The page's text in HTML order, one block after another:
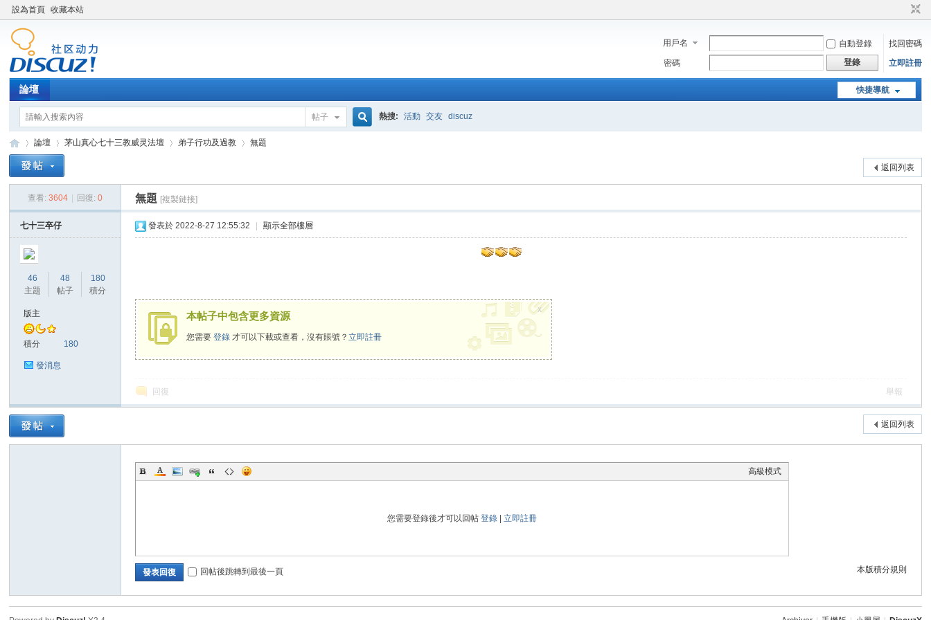
設為首頁 收藏本站
用戶名 自動登錄
找回密碼
密碼
登錄 立即註冊
快捷導航
論壇
帖子 熱搜: 活動 交友 discuz
Bo
論壇
›
茅山真心七十三教威灵法壇
›
弟子行功及過教 無題
返回列表
查看: 3604 回復: 0 無題 [複製鏈接]
七十三卒仔
46
主題
48
帖子
180
積分
版主
積分 180
發消息
發表於 2022-8-27 12:55:32 顯示全部樓層
本帖子中包含更多資源
您需要登錄 才可以下載或查看，沒有賬號？立即註冊
x
回復 舉報
返回列表
高級模式
您需要登錄後才可以回帖登錄 |立即註冊
本版積分規則
發表回復 回帖後跳轉到最後一頁